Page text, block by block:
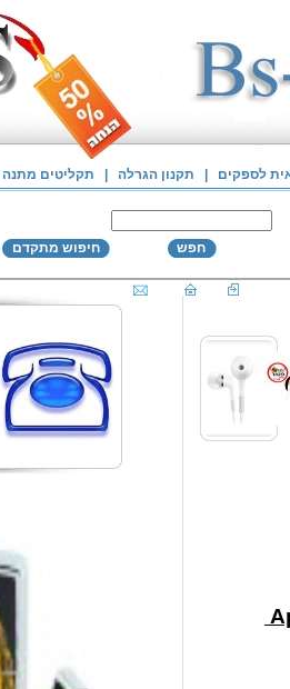
לספקים תקנון הגרלה תקליטים מתנה
חפש חיפוש מתקדם